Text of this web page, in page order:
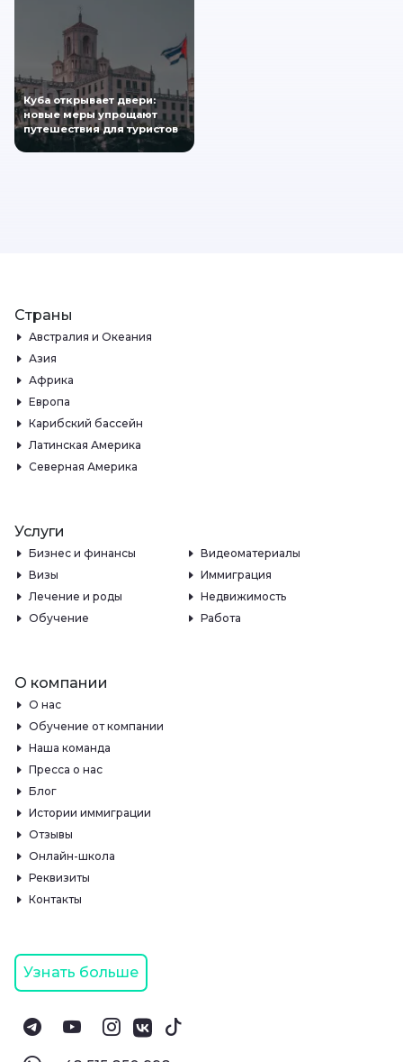
Куба открывает двери:
новые меры упрощают
путешествия для туристов
Страны
Австралия и Океания
Азия
Африка
Европа
Карибский бассейн
Латинская Америка
Северная Америка
Услуги
Бизнес и финансы
Видеоматериалы
Визы
Иммиграция
Лечение и роды
Недвижимость
Обучение
Работа
О компании
О нас
Обучение от компании
Наша команда
Пресса о нас
Блог
Истории иммиграции
Отзывы
Онлайн-школа
Реквизиты
Контакты
Узнать больше